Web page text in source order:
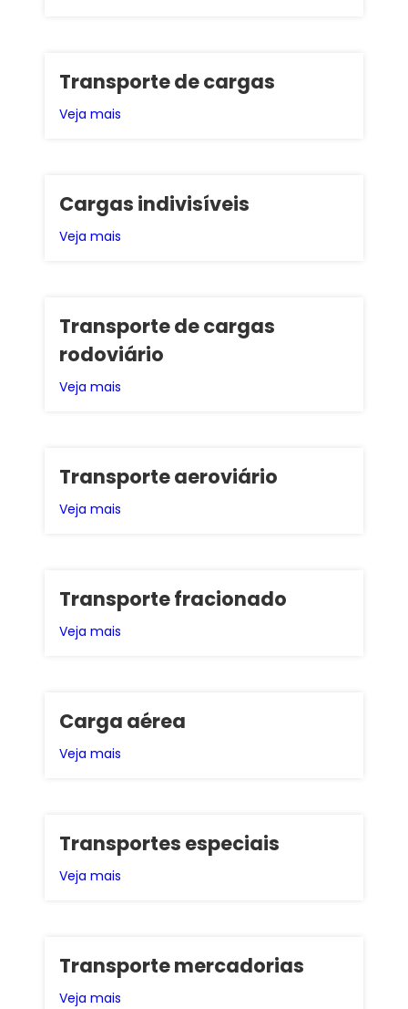
Transporte de cargas
Veja mais
Cargas indivisíveis
Veja mais
Transporte de cargas
rodoviário
Veja mais
Transporte aeroviário
Veja mais
Transporte fracionado
Veja mais
Carga aérea
Veja mais
Transportes especiais
Veja mais
Transporte mercadorias
Veja mais